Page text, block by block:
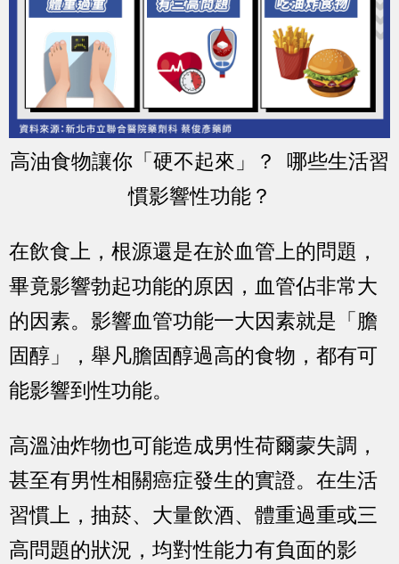
高油食物讓你「硬不起來」？ 哪些生活習
慣影響性功能？
在飲食上，根源還是在於血管上的問題，
畢竟影響勃起功能的原因，血管佔非常大
的因素。影響血管功能一大因素就是「膽
固醇」，舉凡膽固醇過高的食物，都有可
能影響到性功能。
高溫油炸物也可能造成男性荷爾蒙失調，
甚至有男性相關癌症發生的實證。在生活
習慣上，抽菸、大量飲酒、體重過重或三
高問題的狀況，均對性能力有負面的影